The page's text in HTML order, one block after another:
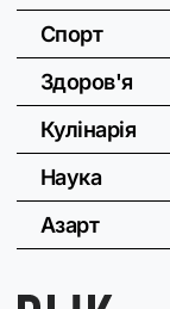
Спорт
Здоров'я
Кулінарія
Наука
Азарт